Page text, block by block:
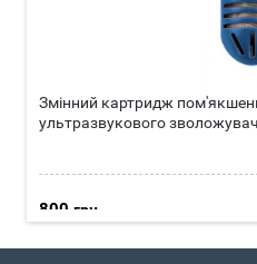
Змінний картридж
ультразвукового
800 грн